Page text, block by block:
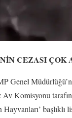
CEZASI ÇOK
Genel
Komisyonu
başlıklı